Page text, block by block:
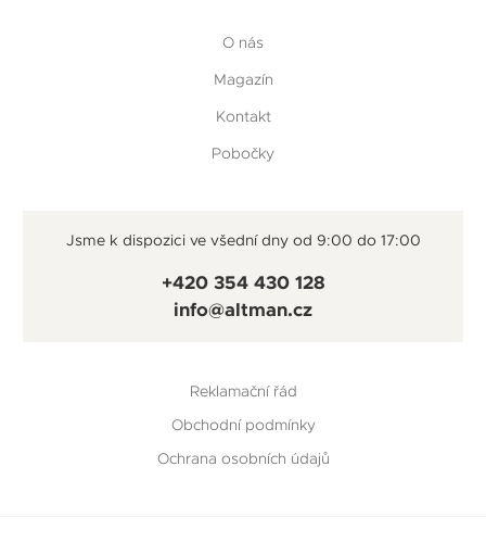
O nás
Magazín
Kontakt
Pobočky
Jsme k dispozici ve všední dny od 9:00 do 17:00
+420 354 430 128
info@altman.cz
Reklamační řád
Obchodní podmínky
Ochrana osobních údajů